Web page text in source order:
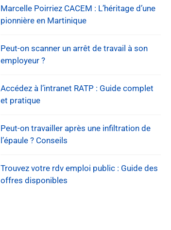
Marcelle Poirriez CACEM : L’héritage d’une
pionnière en Martinique
Peut-on scanner un arrêt de travail à son
employeur ?
Accédez à l’intranet RATP : Guide complet
et pratique
Peut-on travailler après une infiltration de
l’épaule ? Conseils
Trouvez votre rdv emploi public : Guide des
offres disponibles